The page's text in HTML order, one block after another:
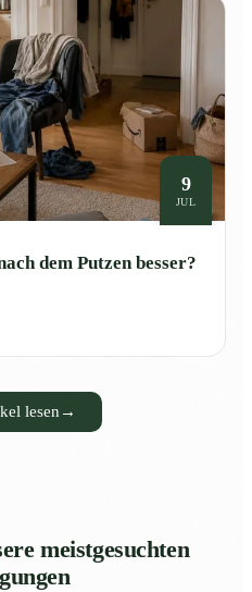
9
JUL
dem Putzen besser?
lesen →
meistgesuchten